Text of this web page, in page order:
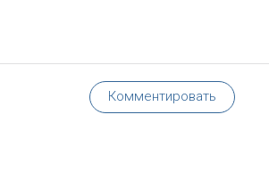
Комментировать